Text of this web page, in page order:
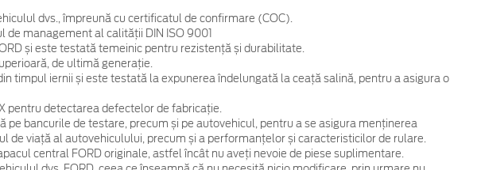
dvs., împreună cu certificatul de confirmare (COC).
management al calității DIN ISO 9001
și este testată temeinic pentru rezistență și durabilitate.
de ultimă generație.
timpul iernii și este testată la expunerea îndelungată la ceață salină, pentru a asigura o
pentru detectarea defectelor de fabricație.
pe bancurile de testare, precum și pe autovehicul, pentru a se asigura menținerea
de viață al autovehiculului, precum și a performanțelor și caracteristicilor de rulare.
central FORD originale, astfel încât nu aveți nevoie de piese suplimentare.